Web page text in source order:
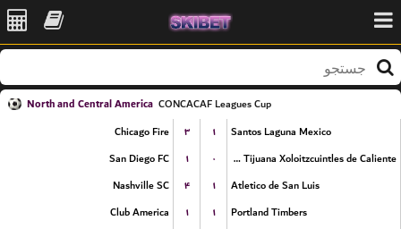
North and Central America CONCACAF Leagues Cup
Chicago Fire
۳ ۱
Santos Laguna Mexico
San Diego FC
۱ ۰
Club Tijuana Xoloitzcuintles de Caliente
Nashville SC
۴ ۱
Atletico de San Luis
Club America
۱ ۱
Portland Timbers